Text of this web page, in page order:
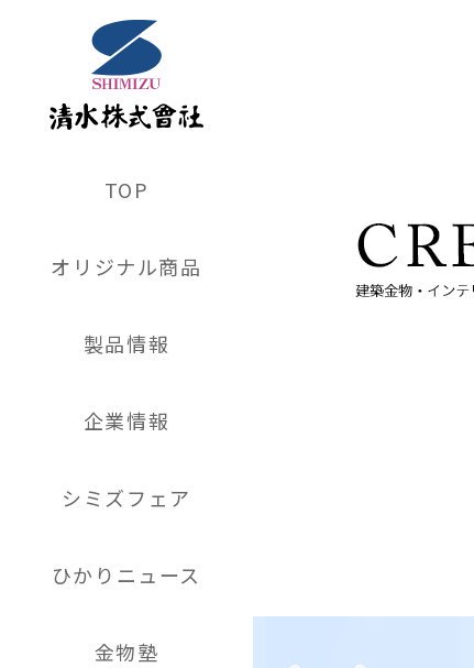
TOP
オリジナル商品
製品情報
企業情報
シミズフェア
ひかりニュース
金物塾